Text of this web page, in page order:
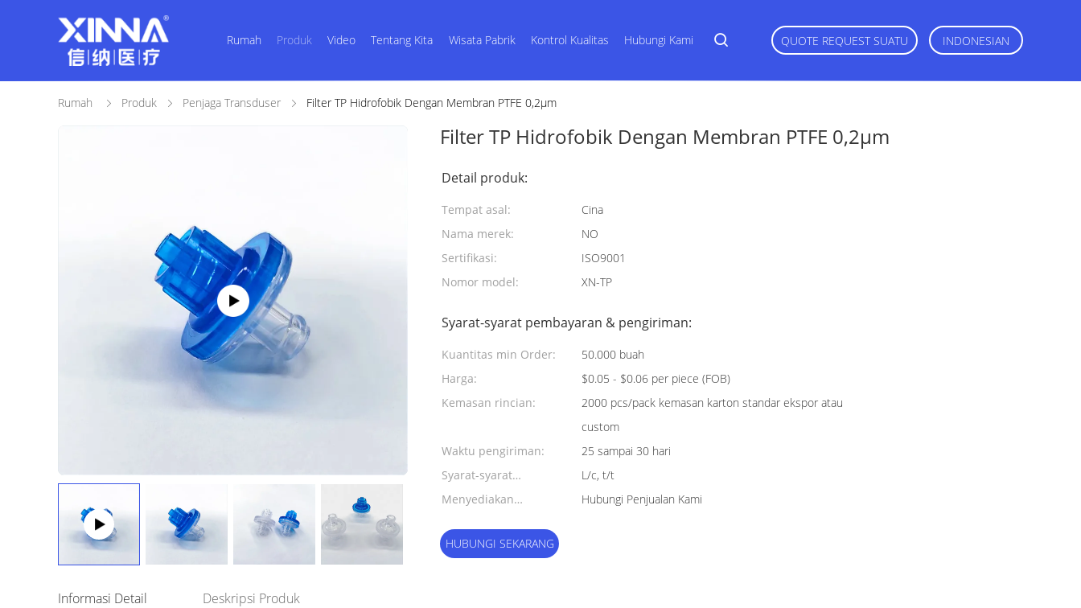
Rumah Produk Video Tentang Kita Wisata Pabrik Kontrol Kualitas Hubungi Kami QUOTE REQUEST SUATU INDONESIAN
Rumah Produk Penjaga Transduser Filter TP Hidrofobik Dengan Membran PTFE 0,2μm
Filter TP Hidrofobik Dengan Membran PTFE 0,2μm
Detail produk:
Tempat asal:
Cina
Nama merek:
NO
Sertifikasi:
ISO9001
Nomor model:
XN-TP
Syarat-syarat pembayaran & pengiriman:
Kuantitas min Order:
50.000 buah
Harga:
$0.05 - $0.06 per piece (FOB)
Kemasan rincian:
2000 pcs/pack kemasan karton standar ekspor atau
custom
Waktu pengiriman:
25 sampai 30 hari
Syarat-syarat
pembayaran:
L/c, t/t
Menyediakan
Hubungi Penjualan Kami
HUBUNGI SEKARANG
Informasi Detail Deskripsi Produk